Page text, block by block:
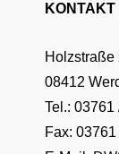
KONTAKT
Holzstraße
08412
Tel.: 03761
Fax: